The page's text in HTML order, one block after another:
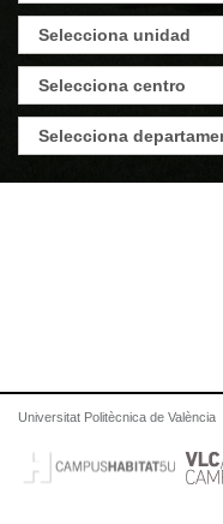
Universitat Politècnica de València